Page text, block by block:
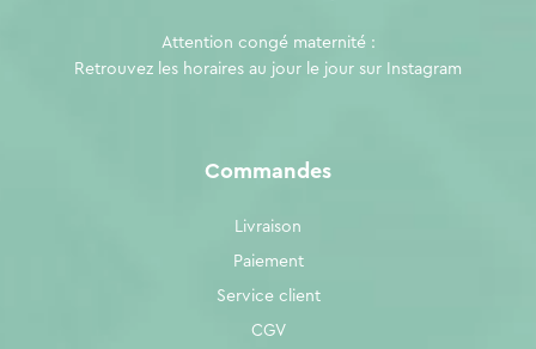
Commandes
Livraison
Paiement
Service client
CGV
Attention congé maternité :
Retrouvez les horaires au jour le jour sur
Instagram